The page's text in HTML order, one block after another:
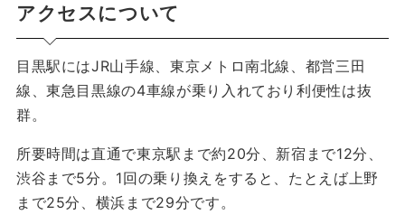
アクセスについて
目黒駅にはJR山手線、東京メトロ南北線、都営三田
線、東急目黒線の4車線が乗り入れており利便性は抜
群。
所要時間は直通で東京駅まで約20分、新宿まで12分、
渋谷まで5分。1回の乗り換えをすると、たとえば上野
まで25分、横浜まで29分です。